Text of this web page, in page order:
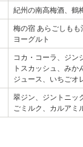
紀州の南高梅酒、鶴
梅の宿 あらごしも
ヨーグルト
コカ・コーラ、ジン
トスカッシュ、み
ジュース、いちごオ
翠ジン、ジントニッ
ごミルク、カルアミ